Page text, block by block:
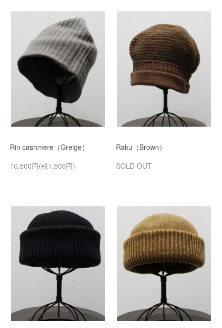
Rin cashmere（Greige）
16,500円(税1,500円)
Raku（Brown）
SOLD OUT